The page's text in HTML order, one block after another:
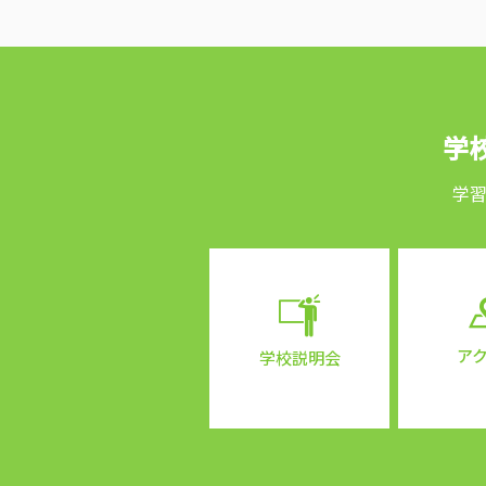
学
学
学校説明会 ア